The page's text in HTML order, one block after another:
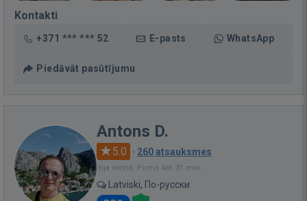
Kontakti
+371 *** *** 52 E-pasts WhatsApp
Piedāvāt pasūtījumu
Antons D.
5.0 · 260 atsauksmes
Bija vietnē: Pirms 4st. 31 min.
Latviski, По-русски